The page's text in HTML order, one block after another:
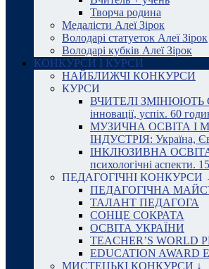
Творча родина
Медалісти Алеї Зірок
Володарі статуеток Алеї Зірок
Володарі кубків Алеї Зірок
КОНКУРСИ І КУРСИ
НАЙБЛИЖЧІ КОНКУРСИ
КУРСИ
ВЧИТЕЛІ ЗМІНЮЮТЬ
інновації, успіх. 60
МУЗИЧНА ОСВІТА І
ІНДУСТРІЯ: Україна,
ІНКЛЮЗИВНА ОСВІТА:
психологічні аспекти.
ПЕДАГОГІЧНІ КОНКУРСИ
ПЕДАГОГІЧНА
ТАЛАНТ ПЕДАГОГА
СОНЦЕ СОКРАТА
ОСВІТА УКРАЇНИ
TEACHER’S WORLD
EDUCATION AWARD
МИСТЕЦЬКІ КОНКУРСИ ↓